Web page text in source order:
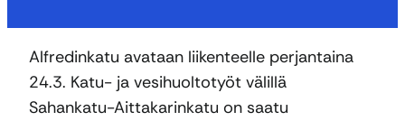
Alfredinkatu avataan liikenteelle perjantaina
24.3. Katu- ja vesihuoltotyöt välillä
Sahankatu-Aittakarinkatu on saatu